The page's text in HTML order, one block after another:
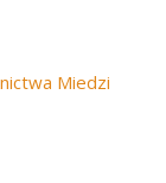
Miedzi